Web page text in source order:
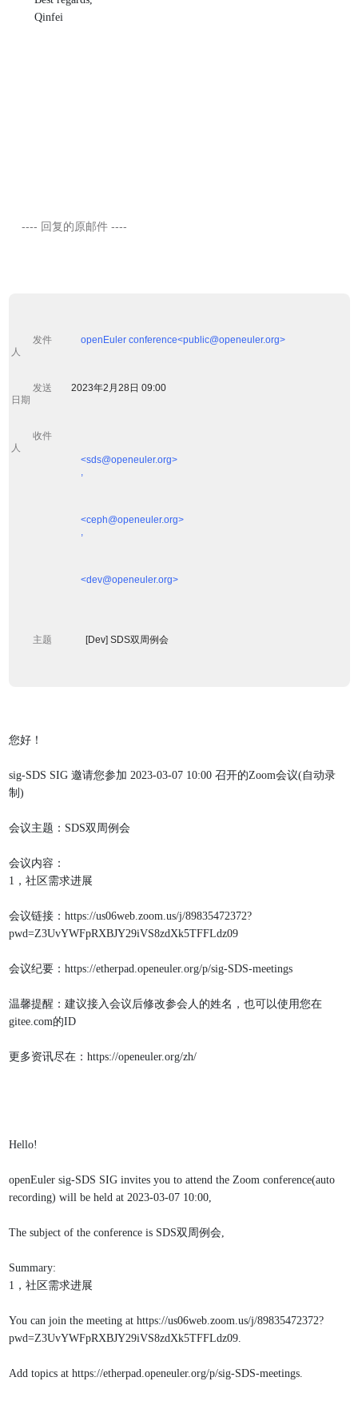
Qinfei
人
openEuler conference<public@openeuler.org>
日期
人
您好！
sig-SDS SIG 邀请您参加 2023-03-07 10:00 召开的Zoom会议(自动录
制)
会议主题：SDS双周例会
会议内容：
1，社区需求进展
会议链接：https://us06web.zoom.us/j/89835472372?
pwd=Z3UvYWFpRXBJY29iVS8zdXk5TFFLdz09
会议纪要：https://etherpad.openeuler.org/p/sig-SDS-meetings
温馨提醒：建议接入会议后修改参会人的姓名，也可以使用您在
gitee.com的ID
更多资讯尽在：https://openeuler.org/zh/
Hello!
openEuler sig-SDS SIG invites you to attend the Zoom conference(auto
recording) will be held at 2023-03-07 10:00,
The subject of the conference is SDS双周例会,
Summary:
1，社区需求进展
You can join the meeting at https://us06web.zoom.us/j/89835472372?
pwd=Z3UvYWFpRXBJY29iVS8zdXk5TFFLdz09.
Add topics at https://etherpad.openeuler.org/p/sig-SDS-meetings.